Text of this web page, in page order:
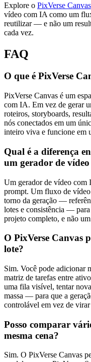
Explore o PixVerse Canvas
vídeo com IA como um
reutilizar — e não um
cada vez.
FAQ
O que é PixVerse
PixVerse Canvas é um
com IA. Em vez de gerar
roteiros, storyboards,
nós conectados em um
inteiro viva e funcione em
Qual é a diferença
um gerador de
Um gerador de vídeo com
prompt. Um fluxo de
torno da geração —
lotes e consistência —
projeto completo, e não
O PixVerse Canvas
lote?
Sim. Você pode adicionar
matriz de tarefas entre
uma fila visível, tentar
massa — para que a
controlável em vez de
Posso comparar
mesma cena?
Sim. O PixVerse Canvas